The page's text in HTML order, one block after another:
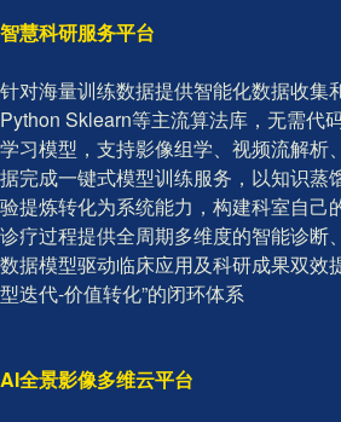
智慧科研服务平台
针对海量训练数据提供智能化数据收集
Python Sklearn等主流算法库，无需代
学习模型，支持影像组学、视频流解析
据完成一键式模型训练服务，以知识蒸
验提炼转化为系统能力，构建科室自己
诊疗过程提供全周期多维度的智能诊断
数据模型驱动临床应用及科研成果双效
型迭代-价值转化”的闭环体系
AI全景影像多维云平台